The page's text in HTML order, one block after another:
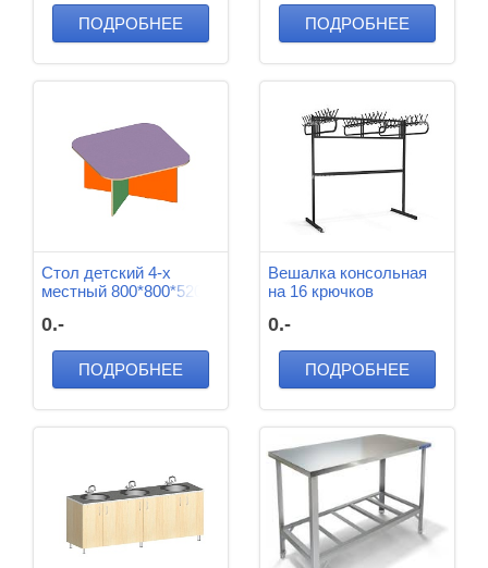
ПОДРОБНЕЕ ПОДРОБНЕЕ
Стол детский 4-х
местный 800*800*520
0.-
ПОДРОБНЕЕ
Вешалка консольная
на 16 крючков
0.-
ПОДРОБНЕЕ